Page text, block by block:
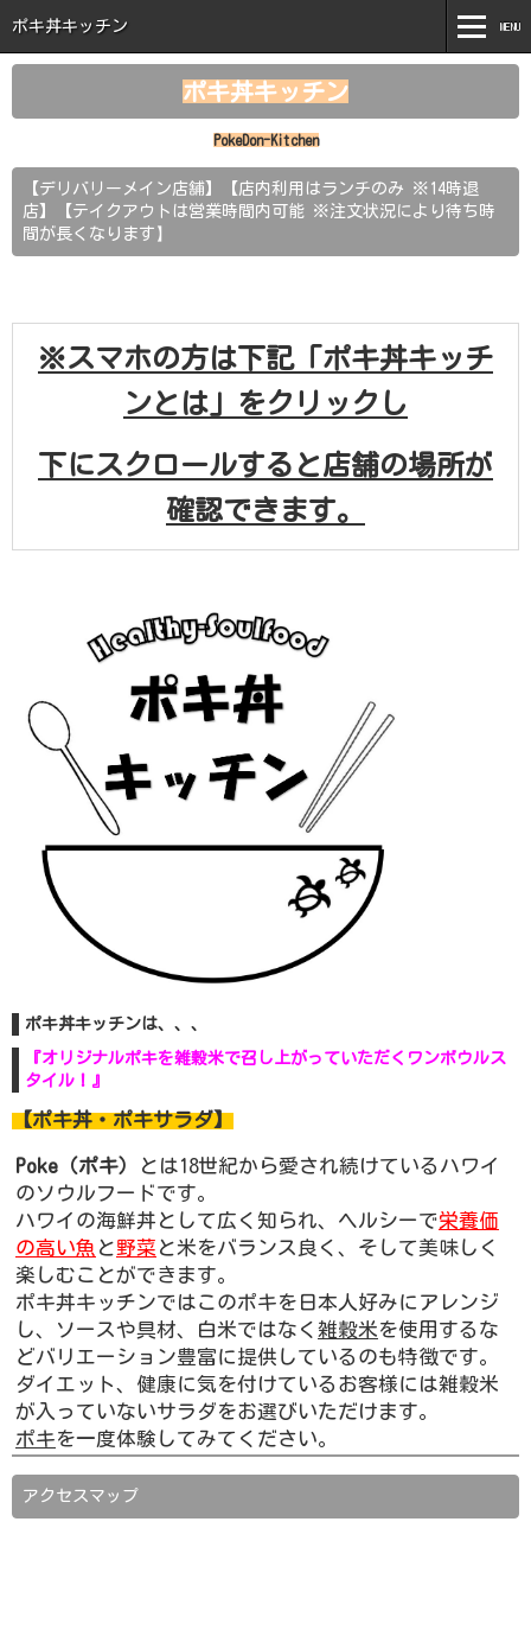
ポキ丼キッチン
ポキ丼キッチン
PokeDon-Kitchen
【デリバリーメイン店舗】【店内利用はランチのみ ※14時退
店】【テイクアウトは営業時間内可能 ※注文状況により待ち時
間が長くなります 】
※スマホの方は下記「ポキ丼キッチ
ンとは」をクリックし
下にスクロールすると店舗の場所が
確認できます。
MENU
MENU
商品紹介
注文はこちら
お問い合わせ
ポキ丼キッチンは、、、
『オリジナルポキを雑穀米で召し上がっていただくワンボウルス
タイル！』
【ポキ丼・ポキサラダ】
Poke（ポキ）
とは18世紀から愛され続けているハワイ
のソウルフードです。
ハワイの海鮮丼として広く知られ、ヘルシーで栄養価
の高い魚 と野菜 と米をバランス良く、そして美味しく
楽しむことができます。
ポキ丼キッチンではこのポキを日本人好みにアレンジ
し、ソースや具材、白米ではなく 雑穀米を使用するな
どバリエーション豊富に提供しているのも特徴です。
ダイエット、健康に気を付けているお客様には雑穀米
が入っていないサラダをお選びいただけます。
ポキを一度体験してみてください。
アクセスマップ